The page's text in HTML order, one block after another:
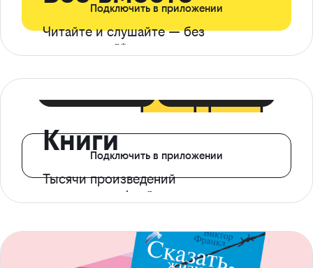
Читайте и слушайте — без
ограничений*
Подключить в приложении
Книги
Тысячи произведений
с доступом офлайн
Подключить в приложении